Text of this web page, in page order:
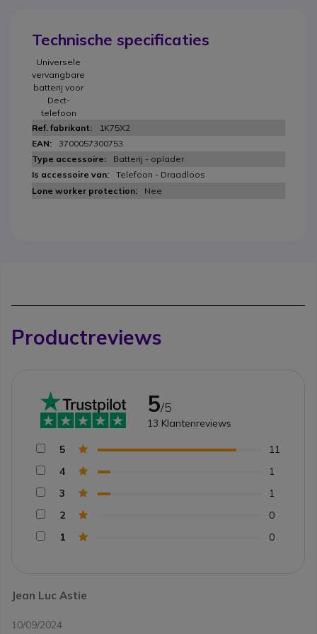
Technische specificaties
Universele
vervangbare
batterij voor
Dect-
telefoon
1K75X2
3700057300753
Batterij - oplader
Telefoon - Draadloos
Nee
Productreviews
Jean Luc Astie
10/09/2024
5/5
13 Klantenreviews
5
11
4
1
3
1
2
0
1
0